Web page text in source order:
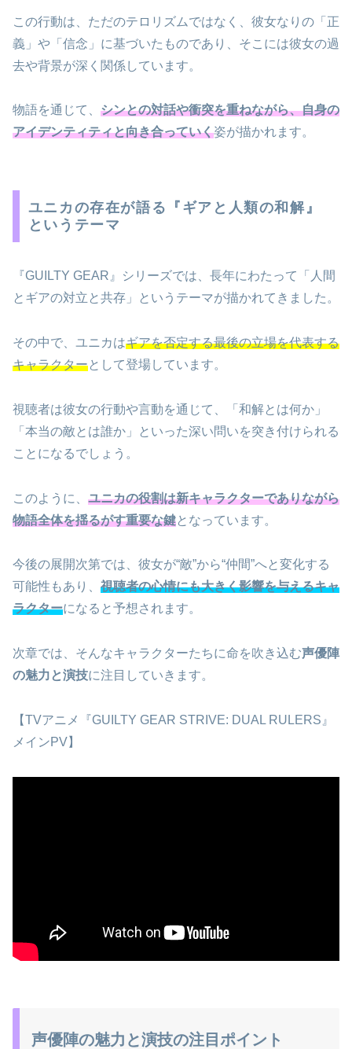
この行動は、ただのテロリズムではなく、彼女なりの「正
義」や「信念」に基づいたものであり、そこには彼女の過
去や背景が深く関係しています。
物語を通じて、 シンとの対話や衝突を重ねながら、自身の
アイデンティティと向き合っていく姿が描かれます。
ユニカの存在が語る『ギアと人類の和解』
というテーマ
『GUILTY GEAR』シリーズでは、長年にわたって「人間
とギアの対立と共存」というテーマが描かれてきました。
その中で、ユニカはギアを否定する最後の立場を代表する
キャラクターとして登場しています。
視聴者は彼女の行動や言動を通じて、「和解とは何か」
「本当の敵とは誰か」といった深い問いを突き付けられる
ことになるでしょう。
このように、 ユニカの役割は新キャラクターでありながら
物語全体を揺るがす重要な鍵となっています。
今後の展開次第では、彼女が“敵”から“仲間”へと変化する
可能性もあり、 視聴者の心情にも大きく影響を与えるキャ
ラクターになると予想されます。
次章では、そんなキャラクターたちに命を吹き込む声優陣
の魅力と演技に注目していきます。
【TVアニメ『GUILTY GEAR STRIVE: DUAL RULERS』
メインPV】
声優陣の魅力と演技の注目ポイント